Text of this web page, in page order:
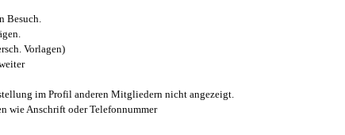
Besuch.
Vorlagen)
im Profil anderen Mitgliedern nicht angezeigt.
wie Anschrift oder Telefonnummer